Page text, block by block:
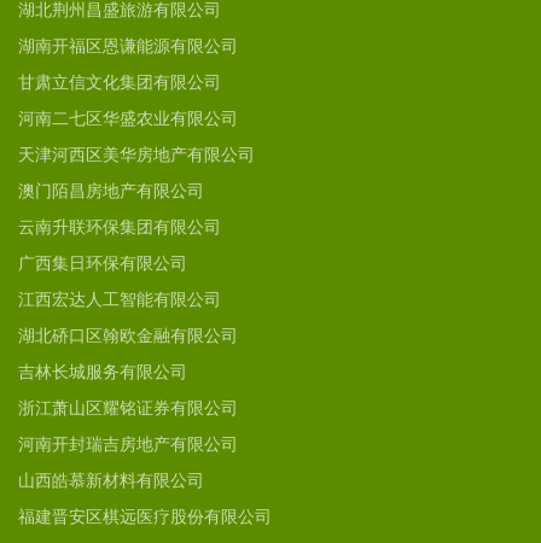
湖北荆州昌盛旅游有限公司
湖南开福区恩谦能源有限公司
甘肃立信文化集团有限公司
河南二七区华盛农业有限公司
天津河西区美华房地产有限公司
澳门陌昌房地产有限公司
云南升联环保集团有限公司
广西集日环保有限公司
江西宏达人工智能有限公司
湖北硚口区翰欧金融有限公司
吉林长城服务有限公司
浙江萧山区耀铭证券有限公司
河南开封瑞吉房地产有限公司
山西皓慕新材料有限公司
福建晋安区棋远医疗股份有限公司